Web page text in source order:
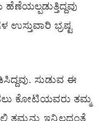
ಉಸ್ತುವಾರಿ ಭ್ರಷ್ಟ
ಸುಡುವ ಈ
ಕೋಟಿಯವರು ತಮ್ಮ
ಇನ್ನಿಲ್ಲದಂತೆ